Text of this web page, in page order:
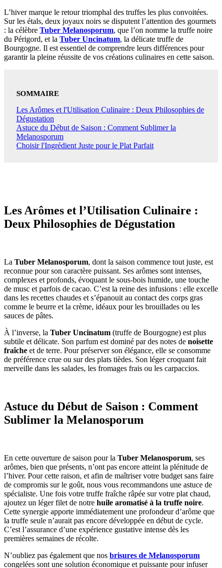
L’hiver marque le retour triomphal des truffes les plus convoitées.
Sur les étals, deux joyaux noirs se disputent l’attention des gourmets
: la célèbre Tuber Melanosporum, que l’on nomme la truffe noire
du Périgord, et la Tuber Uncinatum, la délicate truffe de
Bourgogne. Il est essentiel de comprendre leurs différences pour
garantir la pleine réussite de vos créations culinaires en cette saison.
SOMMAIRE
Les Arômes et l'Utilisation Culinaire : Deux Philosophies de
Dégustation
Astuce du Début de Saison : Comment Sublimer la
Melanosporum
Choisir l'Ingrédient Juste pour le Plat Parfait
Les Arômes et l’Utilisation Culinaire :
Deux Philosophies de Dégustation
La Tuber Melanosporum, dont la saison commence tout juste, est
reconnue pour son caractère puissant. Ses arômes sont intenses,
complexes et profonds, évoquant le sous-bois humide, une touche
de musc et parfois de cacao. C’est la reine des infusions : elle excelle
dans les recettes chaudes et s’épanouit au contact des corps gras
comme le beurre et la crème, idéaux pour les brouillades ou les
sauces de pâtes.
À l’inverse, la Tuber Uncinatum (truffe de Bourgogne) est plus
subtile et délicate. Son parfum est dominé par des notes de noisette
fraîche et de terre. Pour préserver son élégance, elle se consomme
de préférence crue ou sur des plats tièdes. Son léger croquant fait
merveille dans les salades, les fromages frais ou les carpaccios.
Astuce du Début de Saison : Comment
Sublimer la Melanosporum
En cette ouverture de saison pour la Tuber Melanosporum, ses
arômes, bien que présents, n’ont pas encore atteint la plénitude de
l’hiver. Pour cette raison, et afin de maîtriser votre budget sans faire
de compromis sur le goût, nous vous recommandons une astuce de
spécialiste. Une fois votre truffe fraîche râpée sur votre plat chaud,
ajoutez un léger filet de notre huile aromatisé à la truffe noire.
Cette synergie apporte immédiatement une profondeur d’arôme que
la truffe seule n’aurait pas encore développée en début de cycle.
C’est l’assurance d’une expérience gustative intense dès les
premières semaines de récolte.
N’oubliez pas également que nos brisures de Melanosporum
congelées sont une solution économique et puissante pour infuser